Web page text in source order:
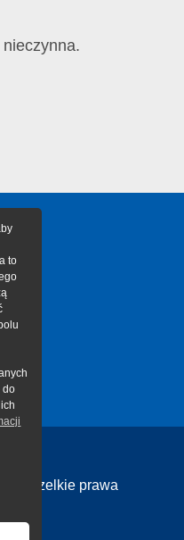
| Wszelkie prawa
to
do